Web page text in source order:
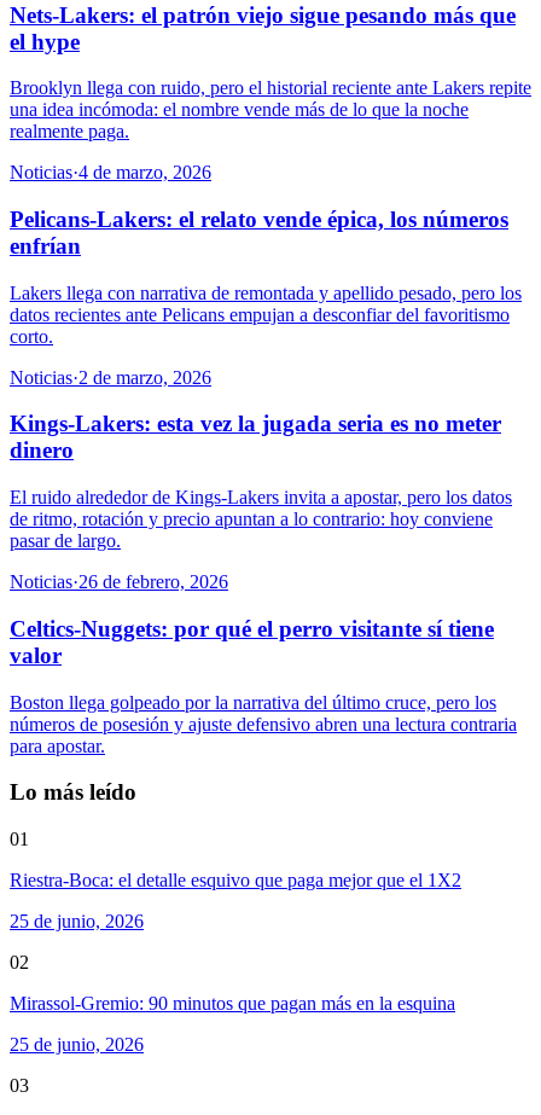
Nets-Lakers: el patrón viejo sigue pesando más que
el hype
Brooklyn llega con ruido, pero el historial reciente ante Lakers repite
una idea incómoda: el nombre vende más de lo que la noche
realmente paga.
Noticias·4 de marzo, 2026
Pelicans-Lakers: el relato vende épica, los números
enfrían
Lakers llega con narrativa de remontada y apellido pesado, pero los
datos recientes ante Pelicans empujan a desconfiar del favoritismo
corto.
Noticias·2 de marzo, 2026
Kings-Lakers: esta vez la jugada seria es no meter
dinero
El ruido alrededor de Kings-Lakers invita a apostar, pero los datos
de ritmo, rotación y precio apuntan a lo contrario: hoy conviene
pasar de largo.
Noticias·26 de febrero, 2026
Celtics-Nuggets: por qué el perro visitante sí tiene
valor
Boston llega golpeado por la narrativa del último cruce, pero los
números de posesión y ajuste defensivo abren una lectura contraria
para apostar.
Lo más leído
01
Riestra-Boca: el detalle esquivo que paga mejor que el 1X2
25 de junio, 2026
02
Mirassol-Gremio: 90 minutos que pagan más en la esquina
25 de junio, 2026
03